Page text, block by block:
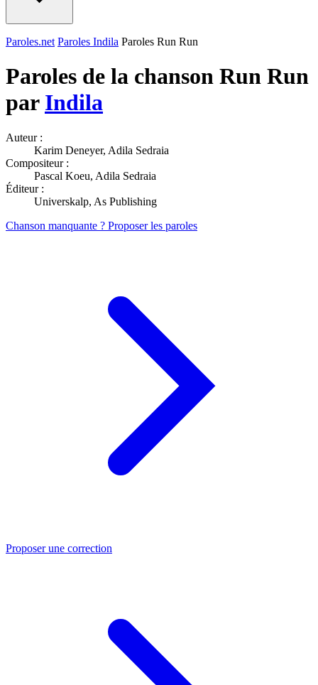
Paroles.net Paroles Indila Paroles Run Run
Paroles de la chanson Run Run
par Indila
Auteur :
Karim Deneyer, Adila Sedraia
Compositeur :
Pascal Koeu, Adila Sedraia
Éditeur :
Universkalp, As Publishing
Chanson manquante ? Proposer les paroles
Proposer une correction